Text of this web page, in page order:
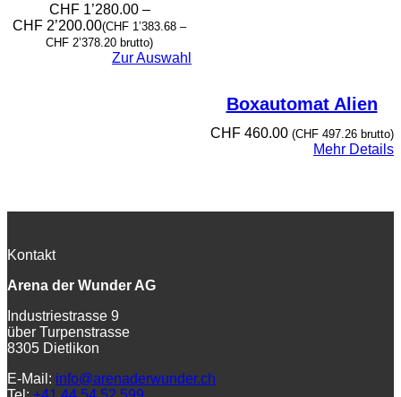
CHF1’280.00 –
CHF 2’200.00Preisspanne:
CHF 1’280.00
bis
(CHF 1’383.68 –
CHF 2’378.20 brutto)
Zur Auswahl
Boxautomat Alien
CHF460.00 (CHF497.26brutto)
Mehr Details
Kontakt
Arena der Wunder AG
Industriestrasse 9
über Turpenstrasse
8305 Dietlikon
E-Mail: info@arenaderwunder.ch